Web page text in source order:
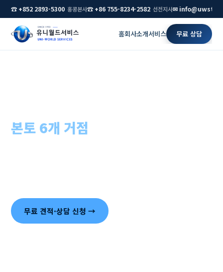
☎ +852 2893-5300 홍콩본사☎ +86 755-8234-2582 선전지사✉
홈회사소개서비스 무료 상담
본토 6개 거점
무료 견적·상담 신청 →